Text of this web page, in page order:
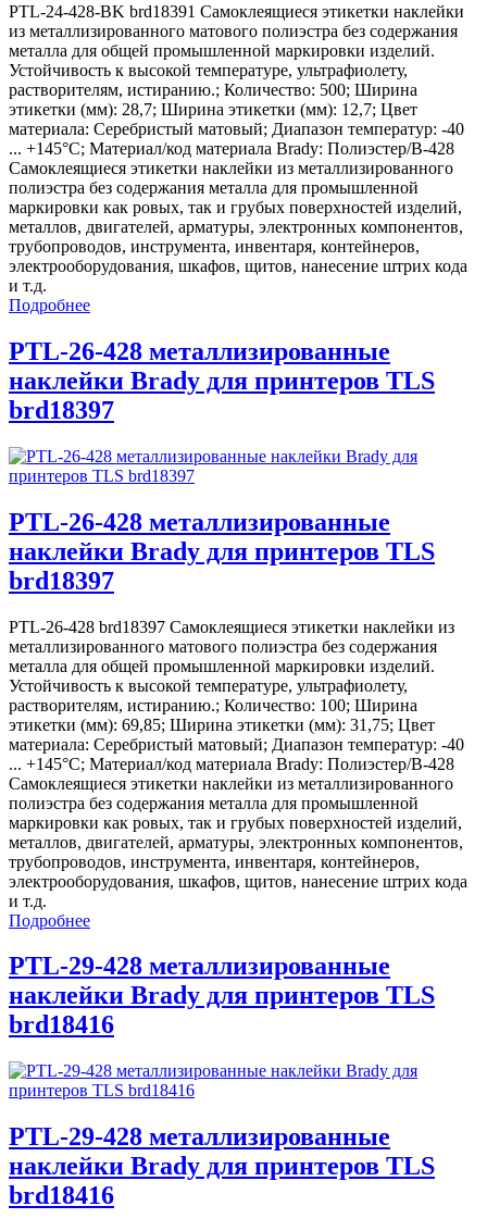
PTL-24-428-BK brd18391 Самоклеящиеся этикетки наклейки
из металлизированного матового полиэстра без содержания
металла для общей промышленной маркировки изделий.
Устойчивость к высокой температуре, ультрафиолету,
растворителям, истиранию.; Количество: 500; Ширина
этикетки (мм): 28,7; Ширина этикетки (мм): 12,7; Цвет
материала: Серебристый матовый; Диапазон температур: -40
... +145°С; Материал/код материала Brady: Полиэстер/В-428
Самоклеящиеся этикетки наклейки из металлизированного
полиэстра без содержания металла для промышленной
маркировки как ровых, так и грубых поверхностей изделий,
металлов, двигателей, арматуры, электронных компонентов,
трубопроводов, инструмента, инвентаря, контейнеров,
электрооборудования, шкафов, щитов, нанесение штрих кода
и т.д.
Подробнее
PTL-26-428 металлизированные
наклейки Brady для принтеров TLS
brd18397
PTL-26-428 металлизированные
наклейки Brady для принтеров TLS
brd18397
PTL-26-428 brd18397 Самоклеящиеся этикетки наклейки из
металлизированного матового полиэстра без содержания
металла для общей промышленной маркировки изделий.
Устойчивость к высокой температуре, ультрафиолету,
растворителям, истиранию.; Количество: 100; Ширина
этикетки (мм): 69,85; Ширина этикетки (мм): 31,75; Цвет
материала: Серебристый матовый; Диапазон температур: -40
... +145°С; Материал/код материала Brady: Полиэстер/В-428
Самоклеящиеся этикетки наклейки из металлизированного
полиэстра без содержания металла для промышленной
маркировки как ровых, так и грубых поверхностей изделий,
металлов, двигателей, арматуры, электронных компонентов,
трубопроводов, инструмента, инвентаря, контейнеров,
электрооборудования, шкафов, щитов, нанесение штрих кода
и т.д.
Подробнее
PTL-29-428 металлизированные
наклейки Brady для принтеров TLS
brd18416
PTL-29-428 металлизированные
наклейки Brady для принтеров TLS
brd18416